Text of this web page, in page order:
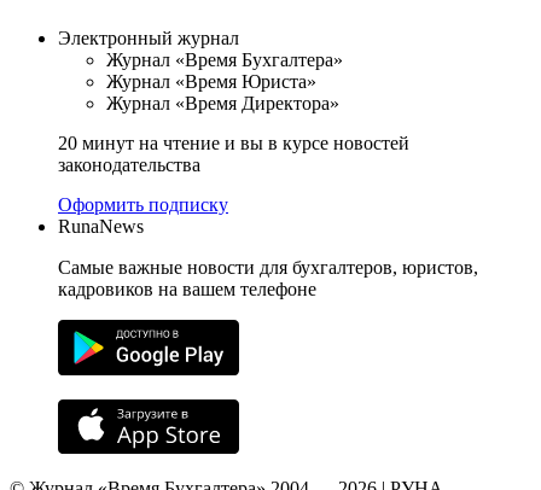
Электронный журнал
Журнал «Время Бухгалтера»
Журнал «Время Юриста»
Журнал «Время Директора»
20 минут на чтение и вы в курсе новостей
законодательства
Оформить подписку
RunaNews
Самые важные новости для бухгалтеров, юристов,
кадровиков на вашем телефоне